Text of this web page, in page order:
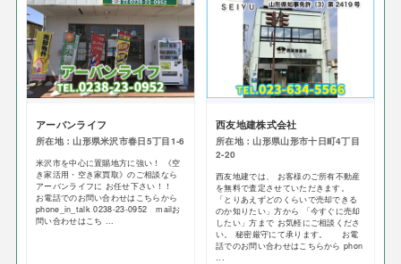
アーバンライフ
所在地：山形県米沢市春日5丁目1-6
米沢市を中心に置賜地方に強い！ 《空
き家活用・空き家買取》のご相談なら
アーバンライフに お任せ下さい！！
お電話でのお問い合わせはこちらから
phone_in_talk 0238-23-0952 mailお
問い合わせはこち ...
西友地建株式会社
所在地：山形県山形市十日町4丁目
2-20
西友地建では、 お客様のご所有不動産
を無料で査定させていただきます。
「とりあえずどのくらいで売却できる
のか知りたい」方から 「今すぐに売却
したい」方まで お気軽にご相談くださ
い。 秘密厳守にて承ります。 お電
話でのお問い合わせはこちらから phon
...